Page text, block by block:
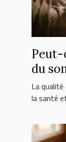
Peut-
du
La
la santé